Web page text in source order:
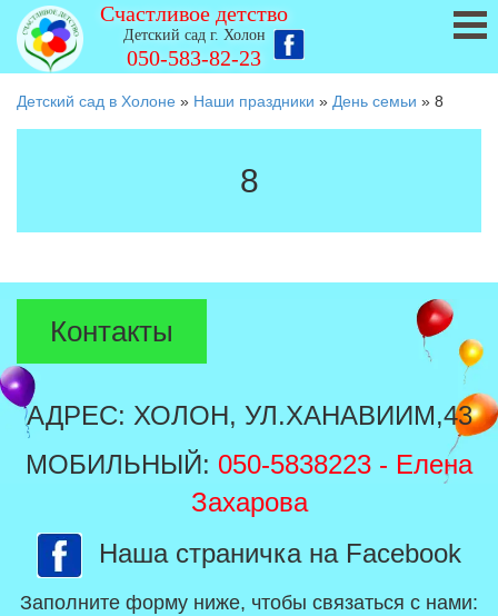
Счастливое детство
Детский сад г. Холон
050-583-82-23
Детский сад в Холоне » Наши праздники » День семьи » 8
8
Контакты
АДРЕС: ХОЛОН, УЛ.ХАНАВИИМ,43
МОБИЛЬНЫЙ: 050-5838223 - Елена
Захарова
Наша страничка на Facebook
Заполните форму ниже, чтобы связаться с нами: